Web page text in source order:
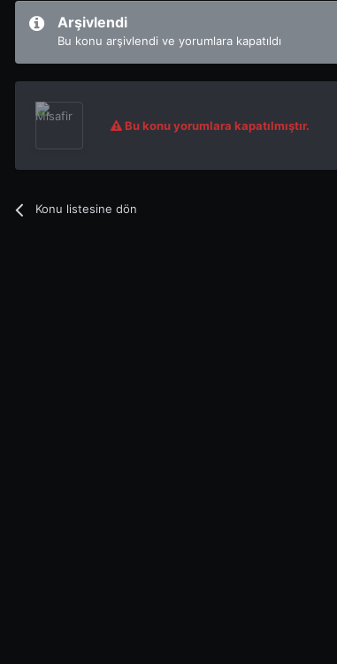
Arşivlendi
Bu konu arşivlendi ve yorumlara kapatıldı
Bu konu yorumlara kapatılmıştır.
Konu listesine dön